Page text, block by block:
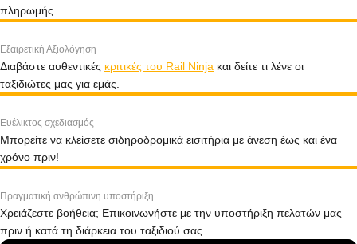
πληρωμής.
Εξαιρετική Αξιολόγηση
Διαβάστε αυθεντικές κριτικές του Rail Ninja και δείτε τι λένε οι
ταξιδιώτες μας για εμάς.
Ευέλικτος σχεδιασμός
Μπορείτε να κλείσετε σιδηροδρομικά εισιτήρια με άνεση έως και ένα
χρόνο πριν!
Πραγματική ανθρώπινη υποστήριξη
Χρειάζεστε βοήθεια; Επικοινωνήστε με την υποστήριξη πελατών μας
πριν ή κατά τη διάρκεια του ταξιδιού σας.